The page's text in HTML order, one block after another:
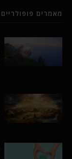
מאמרים פופולריים